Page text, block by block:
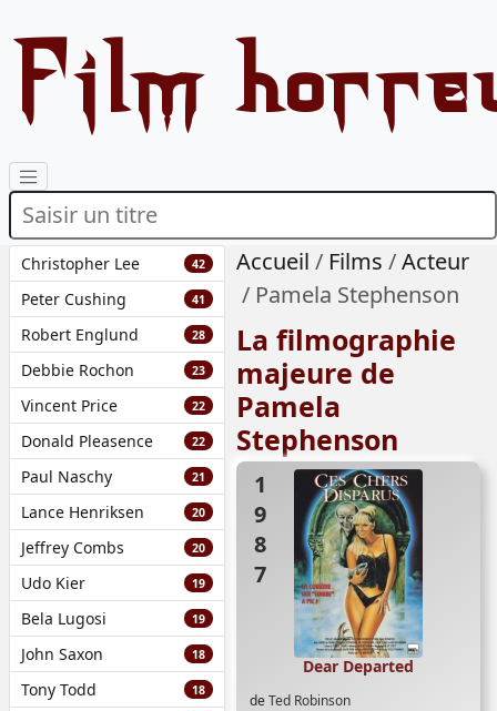
Film
Christopher Lee 42
Peter Cushing 41
Robert Englund 28
Debbie Rochon 23
Vincent Price 22
Donald Pleasence 22
Paul Naschy 21
Lance Henriksen 20
Jeffrey Combs 20
Udo Kier 19
Bela Lugosi 19
John Saxon 18
Tony Todd 18
Accueil Films
Acteur
Pamela Stephenson
La filmographie
majeure de
Pamela
Stephenson
1987
deTed Robinson
Dear Departed